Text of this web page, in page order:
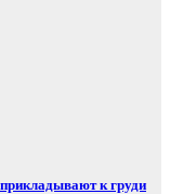
к груди